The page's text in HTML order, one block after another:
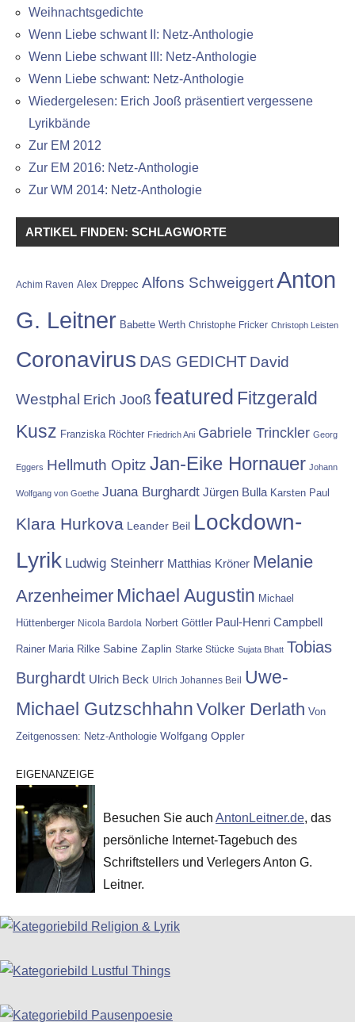
Weihnachtsgedichte
Wenn Liebe schwant II: Netz-Anthologie
Wenn Liebe schwant III: Netz-Anthologie
Wenn Liebe schwant: Netz-Anthologie
Wiedergelesen: Erich Jooß präsentiert vergessene
Lyrikbände
Zur EM 2012
Zur EM 2016: Netz-Anthologie
Zur WM 2014: Netz-Anthologie
ARTIKEL FINDEN: SCHLAGWORTE
Achim Raven Alex Dreppec Alfons SchweiggertAnton
G. Leitner Babette Werth Christophe Fricker Christoph Leisten
Coronavirus DAS GEDICHT David
Westphal Erich Jooß featured Fitzgerald
Kusz Franziska Röchter Friedrich Ani Gabriele Trinckler Georg
Eggers Hellmuth Opitz Jan-Eike Hornauer Johann
Wolfgang von Goethe Juana Burghardt Jürgen Bulla Karsten Paul
Klara Hurkova Leander Beil Lockdown-
Lyrik Ludwig Steinherr Matthias Kröner Melanie
Arzenheimer Michael Augustin Michael
Hüttenberger Nicola Bardola Norbert Göttler Paul-Henri Campbell
Rainer Maria Rilke Sabine Zaplin Starke Stücke Sujata Bhatt Tobias
Burghardt Ulrich Beck Ulrich Johannes Beil Uwe-
Michael Gutzschhahn Volker Derlath Von
Zeitgenossen: Netz-Anthologie Wolfgang Oppler
EIGENANZEIGE
Besuchen Sie auch AntonLeitner.de, das
persönliche Internet-Tagebuch des
Schriftstellers und Verlegers Anton G.
Leitner.